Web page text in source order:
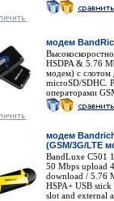
модем
HSDPA & 5.76
модем) с слотом
microSD/SDHC.
операторами
модем
(GSM/3G/LTE
BandLuxe C501
50 Mbps upload
download / 5.76
HSPA+ USB
slot and external